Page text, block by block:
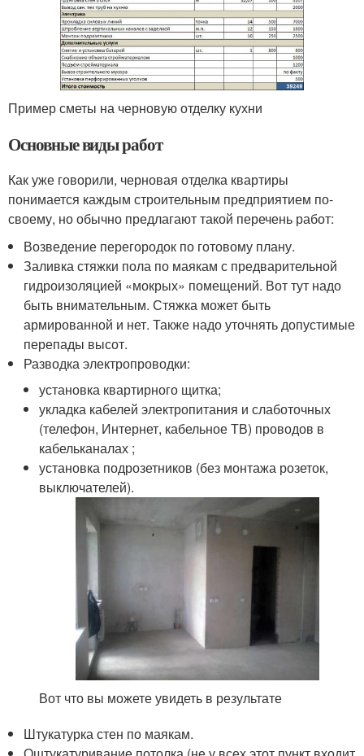
Пример сметы на черновую отделку кухни
Основные виды работ
Как уже говорили, черновая отделка квартиры
понимается каждым строительным предприятием по-
своему, но обычно предлагают такой перечень работ:
Возведение перегородок по готовому плану.
Заливка стяжки пола по маякам с предварительной
гидроизоляцией «мокрых» помещений. Вот тут надо
быть внимательным. Стяжка может быть
армированной и нет. Также надо уточнять допустимые
перепады высот.
Разводка электропроводки:
установка квартирного щитка;
укладка кабелей электропитания и слаботочных
(телефон, Интернет, кабельное ТВ) проводов в
кабельканалах ;
установка подрозетников (без монтажа розеток,
выключателей).
Вот что вы можете увидеть в результате
Штукатурка стен по маякам.